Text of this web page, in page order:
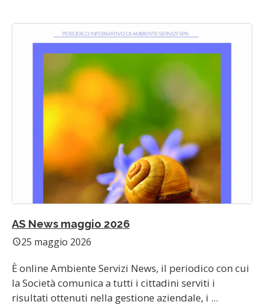
AS News maggio 2026
schedule25 maggio 2026
È online Ambiente Servizi News, il periodico con cui
la Società comunica a tutti i cittadini serviti i
risultati ottenuti nella gestione aziendale, i ...